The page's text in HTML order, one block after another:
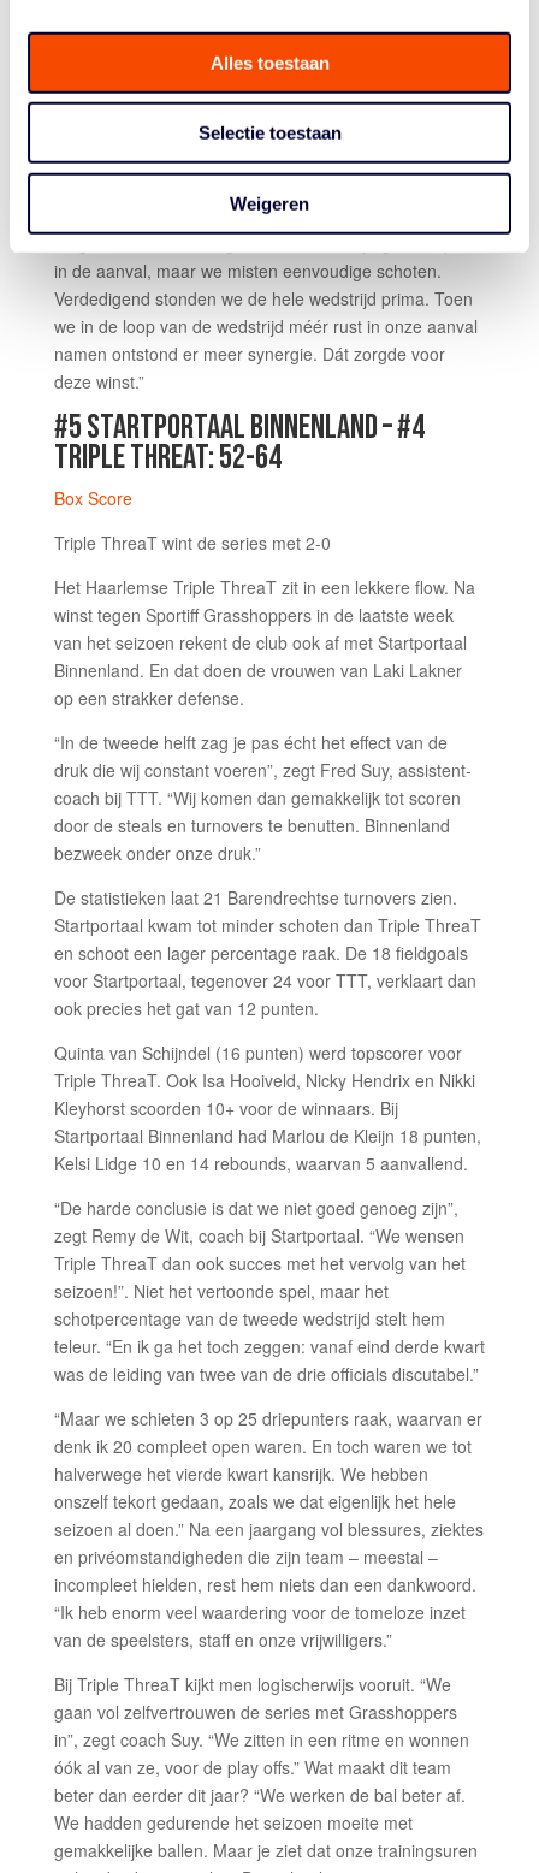
Alles toestaan
Selectie toestaan
Weigeren
De Ceuninck van Capelle had met 13 punten, 12
rebounds een mooiedouble doublevoor Jolly Jumpers.
eindigden met 10+. Bij Den Helder had Brooke Bigott 18
punten, Lotte Toornstra 12 met 9 rebounds.
Assistent-coach Martijn Bos bij Jolly Jumpers: “We
in de aanval, maar we misten eenvoudige schoten.
Verdedigend stonden we de hele wedstrijd prima. Toen
we in de loop van de wedstrijd méér rust in onze aanval
namen ontstond er meer synergie. Dát zorgde voor
deze winst.”
#5 STARTPORTAAL BINNENLAND – #4
TRIPLE THREAT: 52-64
Box Score
Triple ThreaT wint de series met 2-0
Het Haarlemse Triple ThreaT zit in een lekkere flow. Na
winst tegen Sportiff Grasshoppers in de laatste week
van het seizoen rekent de club ook af met Startportaal
Binnenland. En dat doen de vrouwen van Laki Lakner
op een strakker defense.
“In de tweede helft zag je pas écht het effect van de
druk die wij constant voeren”, zegt Fred Suy, assistent-
coach bij TTT. “Wij komen dan gemakkelijk tot scoren
door de steals en turnovers te benutten. Binnenland
bezweek onder onze druk.”
De statistieken laat 21 Barendrechtse turnovers zien.
Startportaal kwam tot minder schoten dan Triple ThreaT
en schoot een lager percentage raak. De 18 fieldgoals
voor Startportaal, tegenover 24 voor TTT, verklaart dan
ook precies het gat van 12 punten.
Quinta van Schijndel (16 punten) werd topscorer voor
Triple ThreaT. Ook Isa Hooiveld, Nicky Hendrix en Nikki
Kleyhorst scoorden 10+ voor de winnaars. Bij
Startportaal Binnenland had Marlou de Kleijn 18 punten,
Kelsi Lidge 10 en 14 rebounds, waarvan 5 aanvallend.
“De harde conclusie is dat we niet goed genoeg zijn”,
zegt Remy de Wit, coach bij Startportaal. “We wensen
Triple ThreaT dan ook succes met het vervolg van het
seizoen!”. Niet het vertoonde spel, maar het
schotpercentage van de tweede wedstrijd stelt hem
teleur. “En ik ga het toch zeggen: vanaf eind derde kwart
was de leiding van twee van de drie officials discutabel.”
“Maar we schieten 3 op 25 driepunters raak, waarvan er
denk ik 20 compleet open waren. En toch waren we tot
halverwege het vierde kwart kansrijk. We hebben
onszelf tekort gedaan, zoals we dat eigenlijk het hele
seizoen al doen.” Na een jaargang vol blessures, ziektes
en privéomstandigheden die zijn team – meestal –
incompleet hielden, rest hem niets dan een dankwoord.
“Ik heb enorm veel waardering voor de tomeloze inzet
van de speelsters, staff en onze vrijwilligers.”
Bij Triple ThreaT kijkt men logischerwijs vooruit. “We
gaan vol zelfvertrouwen de series met Grasshoppers
in”, zegt coach Suy. “We zitten in een ritme en wonnen
óók al van ze, voor de play offs.” Wat maakt dit team
beter dan eerder dit jaar? “We werken de bal beter af.
We hadden gedurende het seizoen moeite met
gemakkelijke ballen. Maar je ziet dat onze trainingsuren